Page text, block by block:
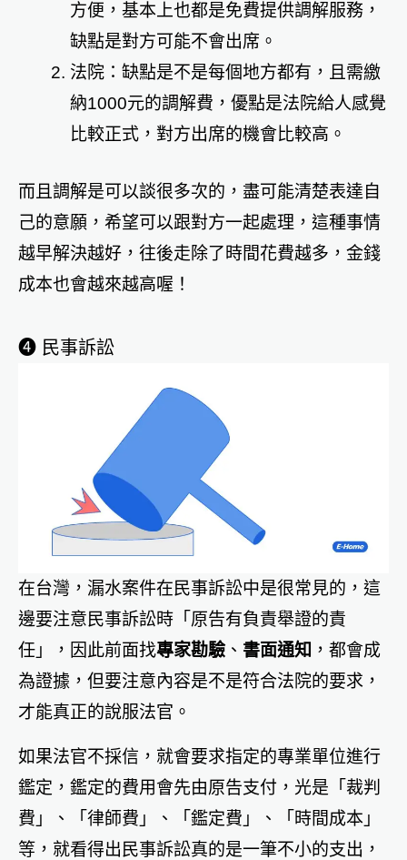
方便，基本上也都是免費提供調解服務，
缺點是對方可能不會出席。
法院：缺點是不是每個地方都有，且需繳
納1000元的調解費，優點是法院給人感覺
比較正式，對方出席的機會比較高。
而且調解是可以談很多次的，盡可能清楚表達自
己的意願，希望可以跟對方一起處理，這種事情
越早解決越好，往後走除了時間花費越多，金錢
成本也會越來越高喔！
➍ 民事訴訟
在台灣，漏水案件在民事訴訟中是很常見的，這
邊要注意民事訴訟時「原告有負責舉證的責
任」，因此前面找專家勘驗、 書面通知 ，都會成
為證據，但要注意內容是不是符合法院的要求，
才能真正的說服法官。
如果法官不採信，就會要求指定的專業單位進行
鑑定，鑑定的費用會先由原告支付，光是「裁判
費」、「律師費」、「鑑定費」、「時間成本」
等，就看得出民事訴訟真的是一筆不小的支出，